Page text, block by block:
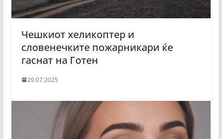
Чешкиот хеликоптер и
словенечките пожарникари ќе
гаснат на Готен
29.07.2025